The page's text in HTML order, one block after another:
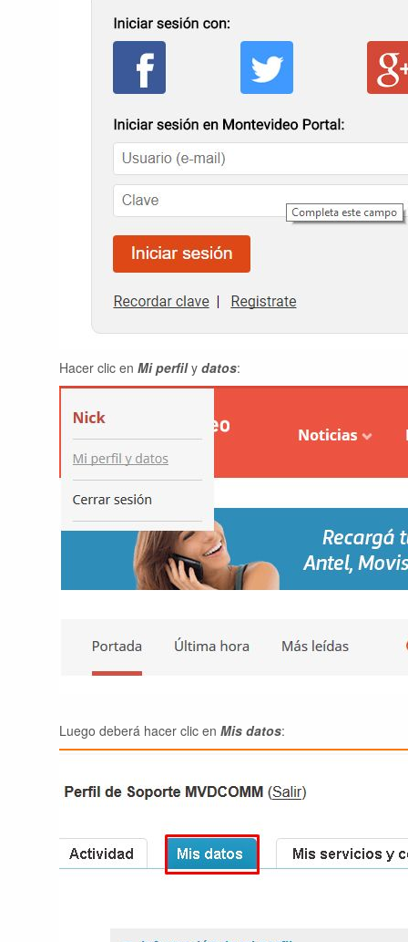
Hacer clic en Mi perfil y datos:
Luego deberá hacer clic en Mis datos: